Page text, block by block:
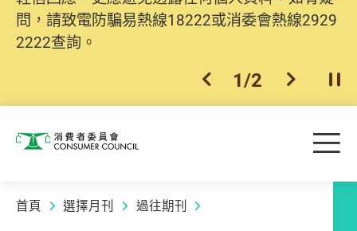
問，請致電防騙易熱線18222或消委會熱線2929
2222查詢。
上一個
1/2 下一個開
消費者委員會 目
首頁 選擇月刊 過往期刊